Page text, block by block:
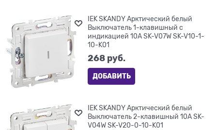
IEK SKANDY Арктический белый
Выключатель 1-клавишный с
индикацией 10А SK-V07W SK-V10-1-
10-K01
268 руб.
ДОБАВИТЬ
IEK SKANDY Арктический белый
Выключатель 2-клавишный 10А SK-
V04W SK-V20-0-10-K01